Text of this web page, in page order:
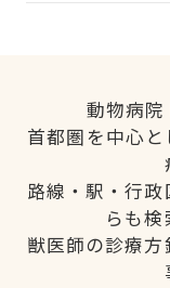
動物病院
首都圏を中心
路線・駅・行
らも検
獣医師の診療